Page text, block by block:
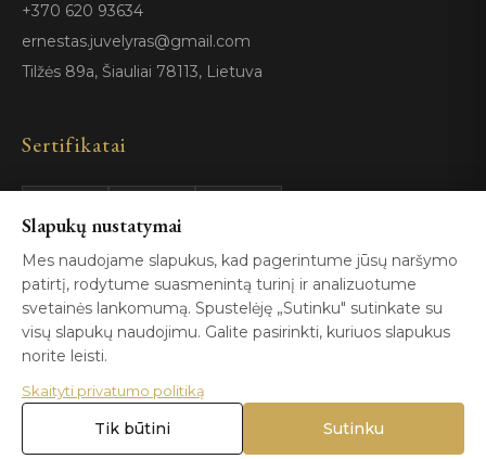
+370 620 93634
ernestas.juvelyras@gmail.com
Tilžės 89a, Šiauliai 78113, Lietuva
Sertifikatai
GIA
Certified
ISO 9001
© 2026 Blizga.lt. Visos teisės saugomos. |
Slapukų nustatymai
Mes naudojame slapukus, kad pagerintume jūsų naršymo
patirtį, rodytume suasmenintą turinį ir analizuotume
svetainės lankomumą. Spustelėję „Sutinku" sutinkate su
visų slapukų naudojimu. Galite pasirinkti, kuriuos slapukus
norite leisti.
Skaityti privatumo politiką
Tik būtini Sutinku